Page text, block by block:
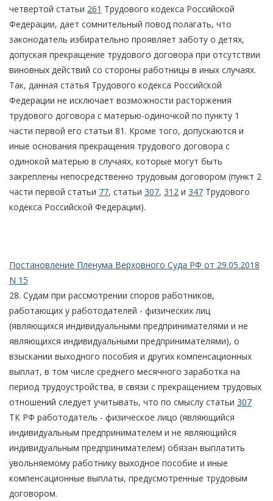
четвертой статьи 261 Трудового кодекса Российской
Федерации, дает сомнительный повод полагать, что
законодатель избирательно проявляет заботу о детях,
допуская прекращение трудового договора при отсутствии
виновных действий со стороны работницы в иных случаях.
Так, данная статья Трудового кодекса Российской
Федерации не исключает возможности расторжения
трудового договора с матерью-одиночкой по пункту 1
части первой его статьи 81. Кроме того, допускаются и
иные основания прекращения трудового договора с
одинокой матерью в случаях, которые могут быть
закреплены непосредственно трудовым договором (пункт 2
части первой статьи 77, статьи 307, 312 и 347 Трудового
кодекса Российской Федерации).
Постановление Пленума Верховного Суда РФ от 29.05.2018
N 15
28. Судам при рассмотрении споров работников,
работающих у работодателей - физических лиц
(являющихся индивидуальными предпринимателями и не
являющихся индивидуальными предпринимателями), о
взыскании выходного пособия и других компенсационных
выплат, в том числе среднего месячного заработка на
период трудоустройства, в связи с прекращением трудовых
отношений следует учитывать, что по смыслу статьи 307
ТК РФ работодатель - физическое лицо (являющийся
индивидуальным предпринимателем и не являющийся
индивидуальным предпринимателем) обязан выплатить
увольняемому работнику выходное пособие и иные
компенсационные выплаты, предусмотренные трудовым
договором.